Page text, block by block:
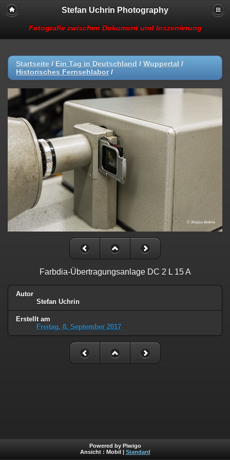
Stefan Uchrin Photography
Fotografie zwischen Dokument und Inszenierung
Startseite / Ein Tag in Deutschland / Wuppertal /
Historisches Fernsehlabor/
Farbdia-Übertragungsanlage DC 2 L 15 A
Autor
Stefan Uchrin
Erstellt am
Freitag, 8. September 2017
Powered by Piwigo
Ansicht : Mobil Standard